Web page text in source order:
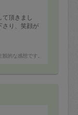
頂きまし
さり、笑顔が
的な感想です。